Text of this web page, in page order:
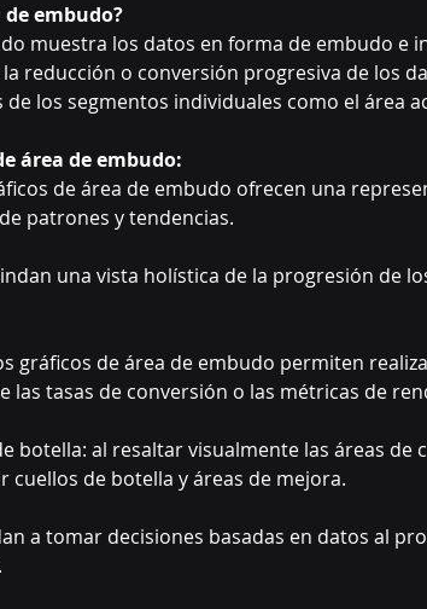
embudo?
muestra los datos en forma de embudo e
reducción o conversión progresiva de los
los segmentos individuales como el área
área de embudo:
de área de embudo ofrecen una
patrones y tendencias.
una vista holística de la progresión de
gráficos de área de embudo permiten
las tasas de conversión o las métricas de
botella: al resaltar visualmente las áreas de
cuellos de botella y áreas de mejora.
a tomar decisiones basadas en datos al